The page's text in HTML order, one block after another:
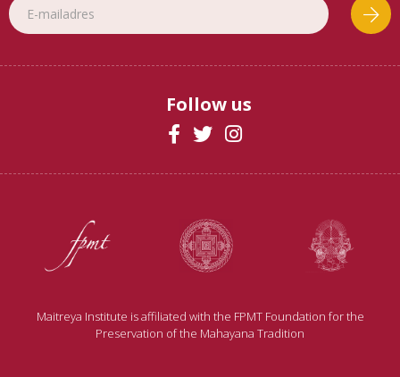
Follow us
Maitreya Institute is affiliated with the FPMT Foundation for the
Preservation of the Mahayana Tradition